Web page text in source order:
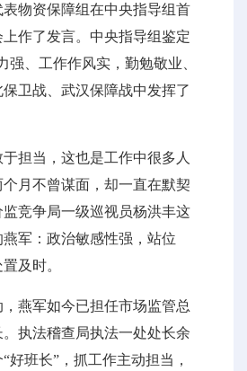
物资保障组在中央指导组首
作了发言。中央指导组鉴定
强、工作作风实，勤勉敬业、
卫战、武汉保障战中发挥了
担当，这也是工作中很多人
月不曾谋面，却一直在默契
竞争局一级巡视员杨洪丰这
军：政治敏感性强，站位
及时。
燕军如今已担任市场监管总
执法稽查局执法一处处长余
好班长”，抓工作主动担当，